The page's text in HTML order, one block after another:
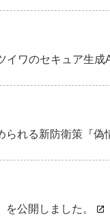
ワのセキュア生
れる新防衛策『偽
公開しました。